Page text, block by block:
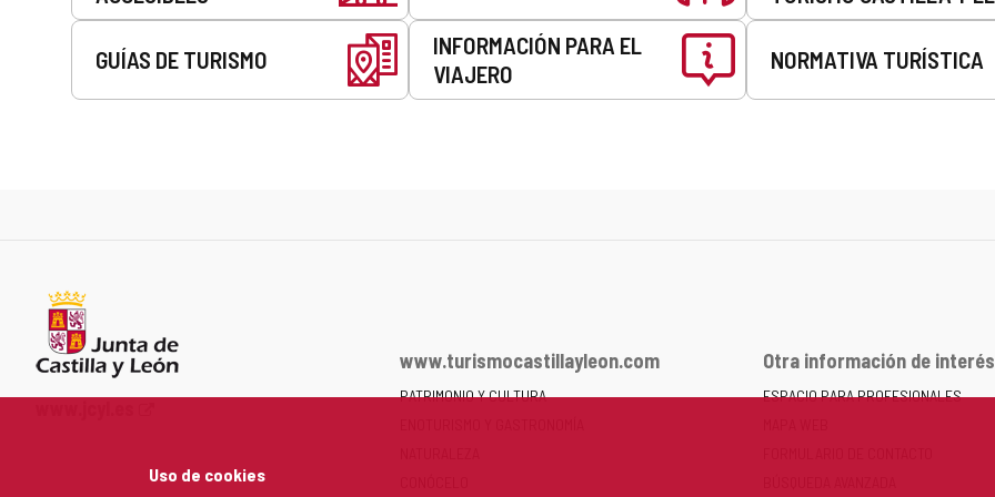
Uso de cookies
GUÍAS DE TURISMO
INFORMACIÓN PARA EL
VIAJERO
NORMATIVA TURÍSTICA
www.turismocastillayleon.com
PATRIMONIO Y CULTURA
Otra información de interés
ESPACIO PARA PROFESIONALES